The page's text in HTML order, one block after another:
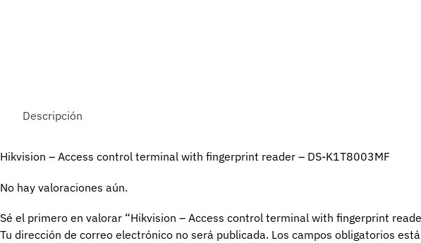
Descripción
Hikvision – Access control terminal with fingerprint reader – DS-K1T8003MF
No hay valoraciones aún.
Sé el primero en valorar “Hikvision – Access control terminal with fingerprint
Tu dirección de correo electrónico no será publicada. Los campos obligatorios